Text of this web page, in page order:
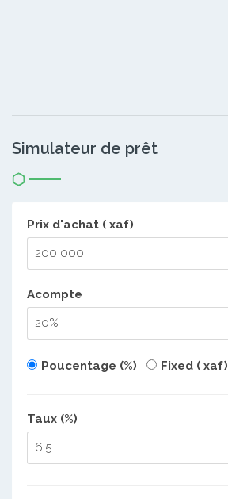
Simulateur de prêt
Prix d'achat ( xaf)
Acompte
Poucentage (%) Fixed ( xaf)
Taux (%)